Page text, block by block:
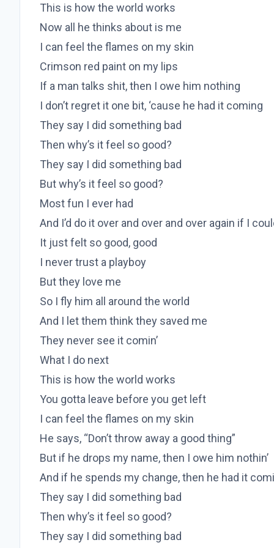
This is how the world works
Now all he thinks about is me
I can feel the flames on my skin
Crimson red paint on my lips
If a man talks shit, then I owe him nothing
I don’t regret it one bit, ‘cause he had it coming
They say I did something bad
Then why’s it feel so good?
They say I did something bad
But why’s it feel so good?
Most fun I ever had
And I’d do it over and over and over again if I
It just felt so good, good
I never trust a playboy
But they love me
So I fly him all around the world
And I let them think they saved me
They never see it comin’
What I do next
This is how the world works
You gotta leave before you get left
I can feel the flames on my skin
He says, “Don’t throw away a good thing”
But if he drops my name, then I owe him nothin’
And if he spends my change, then he had it
They say I did something bad
Then why’s it feel so good?
They say I did something bad